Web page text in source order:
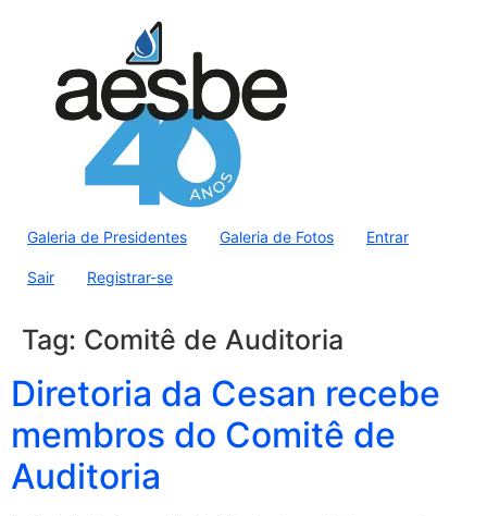
Galeria de Presidentes Galeria de Fotos Entrar
Sair Registrar-se
Tag: Comitê de Auditoria
Diretoria da Cesan recebe
membros do Comitê de
Auditoria